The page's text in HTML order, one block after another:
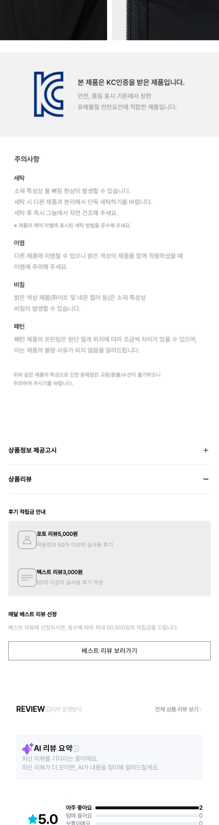
상품정보 제공고시
상품리뷰
후기 적립금 안내
포토 리뷰5,000원
착용컷과 50자 이상의 실사용 후기
텍스트 리뷰3,000원
50자 이상의 실사용 후기 작성
매달 베스트 리뷰 선정
베스트 리뷰에 선정되시면, 등수에 따라 최대 50,000원의 적립금을 드립니다.
베스트 리뷰 보러가기